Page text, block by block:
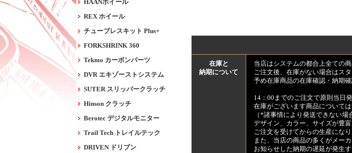
HAANホイール
REX ホイール
チューブレスキット Plus+
FORKSHRINK 360
Tekmo カーボンパーツ
DVR エキゾーストシステム
SUTER スリッパークラッチ
Hinson クラッチ
Berotec デジタルモニター
Trail Tech トレイルテック
DRIVEN ドリブン
在庫と
納期について
当店はシステムの都合上全ての
ご注文後、在庫がない場合はス
予め在庫商品の在庫確認・納期
14：00までのご注文で原則当日
在庫がございます商品について
（*諸事情により発送できない場
デザイン、カラー、サイズが豊
ご注文を受けてからの生産にな
また、当店の商品の多くがメー
お知らせした納期の遅延が発生